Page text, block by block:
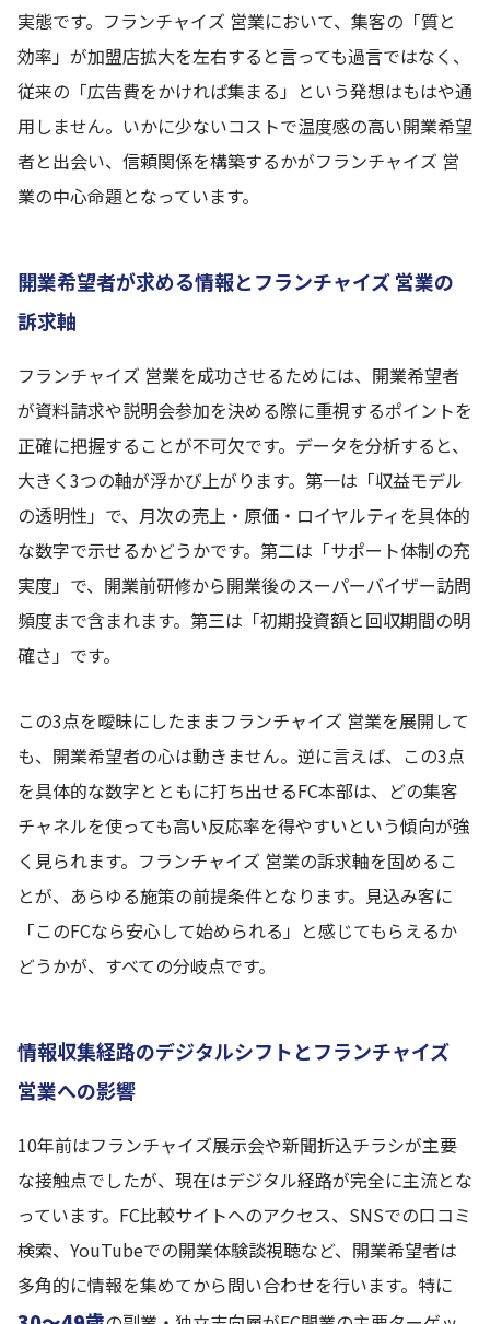
実態です。フランチャイズ 営業において、集客の「質と
効率」が加盟店拡大を左右すると言っても過言ではなく、
従来の「広告費をかければ集まる」という発想はもはや通
用しません。いかに少ないコストで温度感の高い開業希望
者と出会い、信頼関係を構築するかがフランチャイズ 営
業の中心命題となっています。
開業希望者が求める情報とフランチャイズ 営業の
訴求軸
フランチャイズ 営業を成功させるためには、開業希望者
が資料請求や説明会参加を決める際に重視するポイントを
正確に把握することが不可欠です。データを分析すると、
大きく3つの軸が浮かび上がります。第一は「収益モデル
の透明性」で、月次の売上・原価・ロイヤルティを具体的
な数字で示せるかどうかです。第二は「サポート体制の充
実度」で、開業前研修から開業後のスーパーバイザー訪問
頻度まで含まれます。第三は「初期投資額と回収期間の明
確さ」です。
この3点を曖昧にしたままフランチャイズ 営業を展開して
も、開業希望者の心は動きません。逆に言えば、この3点
を具体的な数字とともに打ち出せるFC本部は、どの集客
チャネルを使っても高い反応率を得やすいという傾向が強
く見られます。フランチャイズ 営業の訴求軸を固めるこ
とが、あらゆる施策の前提条件となります。見込み客に
「このFCなら安心して始められる」と感じてもらえるか
どうかが、すべての分岐点です。
情報収集経路のデジタルシフトとフランチャイズ
営業への影響
10年前はフランチャイズ展示会や新聞折込チラシが主要
な接触点でしたが、現在はデジタル経路が完全に主流とな
っています。FC比較サイトへのアクセス、SNSでの口コミ
検索、YouTubeでの開業体験談視聴など、開業希望者は
多角的に情報を集めてから問い合わせを行います。特に